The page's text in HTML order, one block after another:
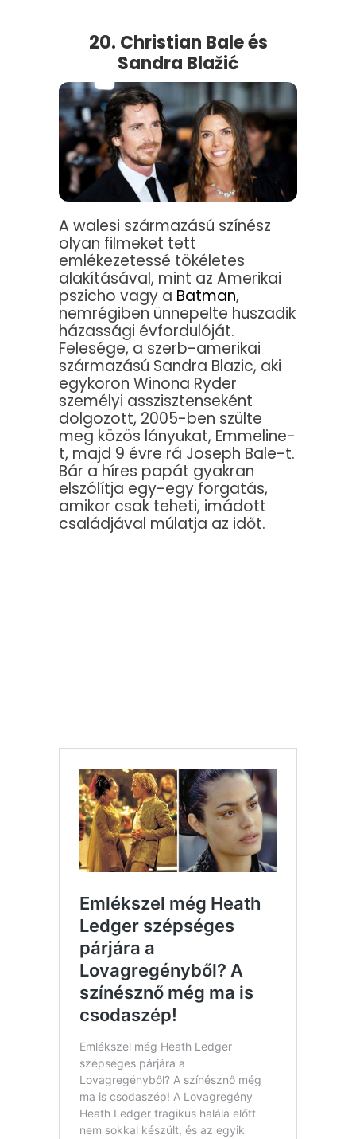
20. Christian Bale és
Sandra Blažić
A walesi származású színész
olyan filmeket tett
emlékezetessé tökéletes
alakításával, mint az Amerikai
pszicho vagy a Batman,
nemrégiben ünnepelte huszadik
házassági évfordulóját.
Felesége, a szerb-amerikai
származású Sandra Blazic, aki
egykoron Winona Ryder
személyi asszisztenseként
dolgozott, 2005-ben szülte
meg közös lányukat, Emmeline-
t, majd 9 évre rá Joseph Bale-t.
Bár a híres papát gyakran
elszólítja egy-egy forgatás,
amikor csak teheti, imádott
családjával múlatja az időt.